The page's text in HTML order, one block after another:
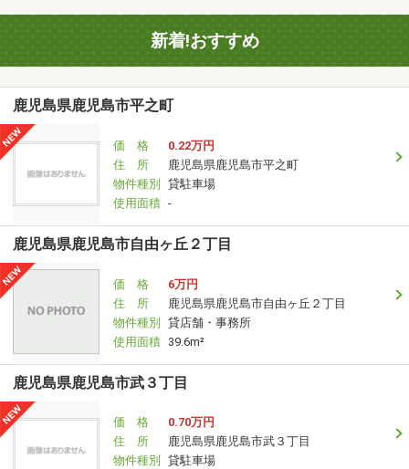
新着!おすすめ
鹿児島県鹿児島市平之町
価 格
0.22万円
住 所
鹿児島県鹿児島市平之町
物件種別
貸駐車場
使用面積 -
鹿児島県鹿児島市自由ヶ丘２丁目
価 格
6万円
住 所
鹿児島県鹿児島市自由ヶ丘２丁目
物件種別
貸店舗・事務所
使用面積 39.6m²
鹿児島県鹿児島市武３丁目
価 格
0.70万円
住 所
鹿児島県鹿児島市武３丁目
物件種別
貸駐車場